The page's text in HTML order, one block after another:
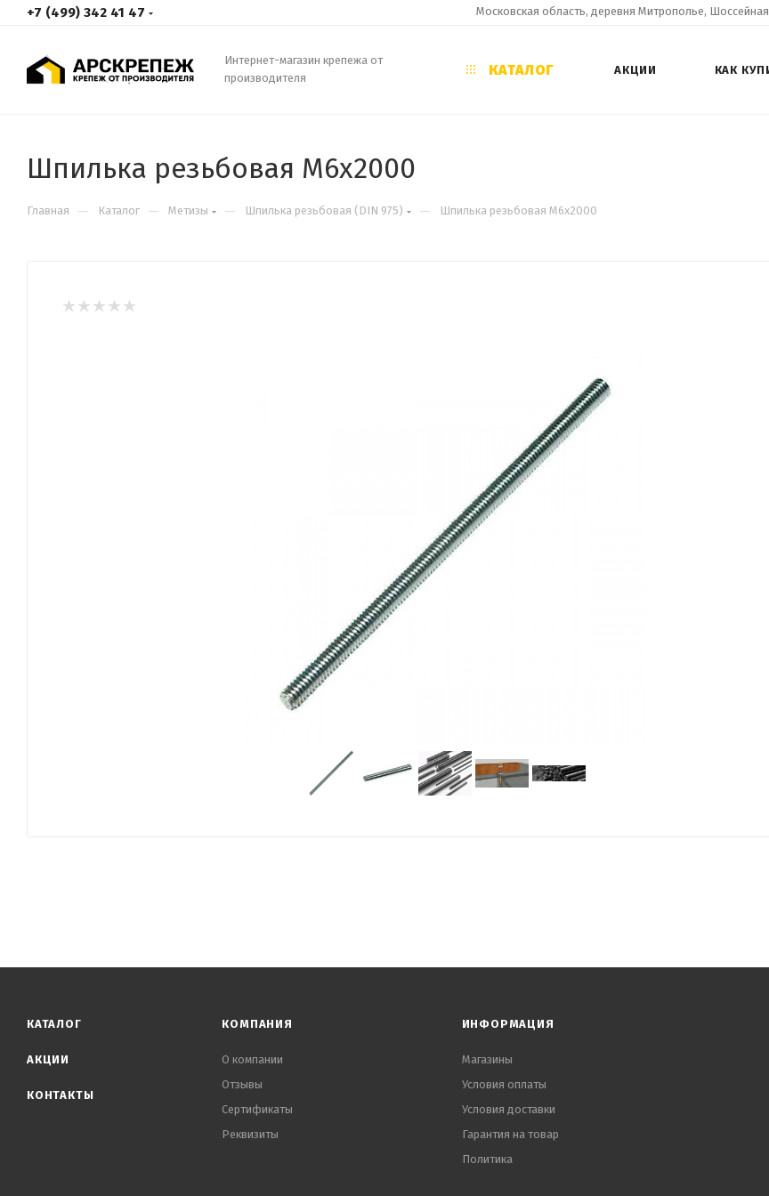
+7 (499) 342 41 47 Московская область, деревня Митрополье, Шоссейная
Интернет-магазин крепежа от
производителя
КАТАЛОГ АКЦИИ КАК
Шпилька резьбовая М6х2000
Главная — Каталог — Метизы — Шпилька резьбовая (DIN 975) — Шпилька резьбовая М6х2000
КАТАЛОГ
АКЦИИ
КОНТАКТЫ
КОМПАНИЯ
О компании
Отзывы
Сертификаты
Реквизиты
ИНФОРМАЦИЯ
Магазины
Условия оплаты
Условия доставки
Гарантия на товар
Политика